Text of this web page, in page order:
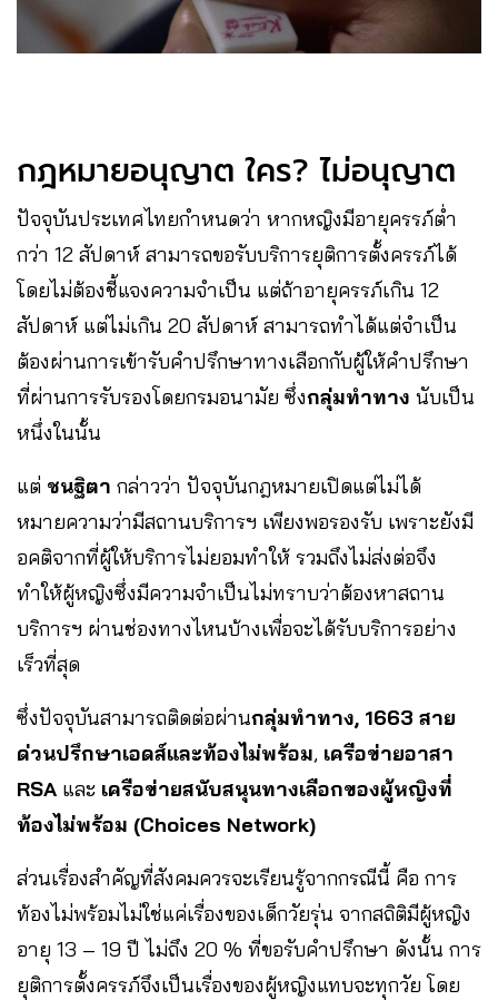
กฎหมายอนุญาต ใคร? ไม่อนุญาต
ปัจจุบันประเทศไทยกำหนดว่า หากหญิงมีอายุครรภ์ต่ำ
กว่า 12 สัปดาห์ สามารถขอรับบริการยุติการตั้งครรภ์ได้
โดยไม่ต้องชี้แจงความจำเป็น แต่ถ้าอายุครรภ์เกิน 12
สัปดาห์ แต่ไม่เกิน 20 สัปดาห์ สามารถทำได้แต่จำเป็น
ต้องผ่านการเข้ารับคำปรึกษาทางเลือกกับผู้ให้คำปรึกษา
ที่ผ่านการรับรองโดยกรมอนามัย ซึ่งกลุ่มทำทาง นับเป็น
หนึ่งในนั้น
แต่ ชนฐิตา กล่าวว่า ปัจจุบันกฎหมายเปิดแต่ไม่ได้
หมายความว่ามีสถานบริการฯ เพียงพอรองรับ เพราะยังมี
อคติจากที่ผู้ให้บริการไม่ยอมทำให้ รวมถึงไม่ส่งต่อจึง
ทำให้ผู้หญิงซึ่งมีความจำเป็นไม่ทราบว่าต้องหาสถาน
บริการฯ ผ่านช่องทางไหนบ้างเพื่อจะได้รับบริการอย่าง
เร็วที่สุด
ซึ่งปัจจุบันสามารถติดต่อผ่านกลุ่มทำทาง, 1663 สาย
ด่วนปรึกษาเอดส์และท้องไม่พร้อม, เครือข่ายอาสา
RSA และ เครือข่ายสนับสนุนทางเลือกของผู้หญิงที่
ท้องไม่พร้อม (Choices Network)
ส่วนเรื่องสำคัญที่สังคมควรจะเรียนรู้จากกรณีนี้ คือ การ
ท้องไม่พร้อมไม่ใช่แค่เรื่องของเด็กวัยรุ่น จากสถิติมีผู้หญิง
อายุ 13 – 19 ปี ไม่ถึง 20 % ที่ขอรับคำปรึกษา ดังนั้น การ
ยุติการตั้งครรภ์จึงเป็นเรื่องของผู้หญิงแทบจะทุกวัย โดย